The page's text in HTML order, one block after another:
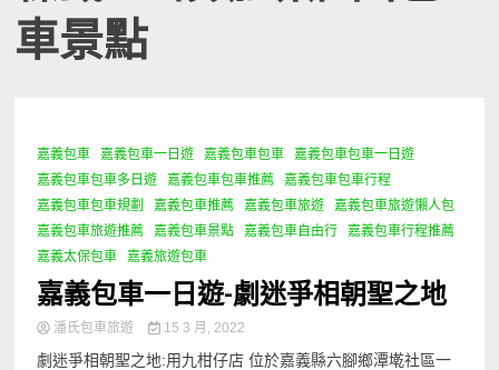
車景點
1 Minute
嘉義包車 嘉義包車一日遊 嘉義包車包車
嘉義包車包車一日遊
嘉義包車包車多日遊
嘉義包車包車推薦
嘉義包車包車行程
嘉義包車包車規劃
嘉義包車推薦 嘉義包車旅遊
嘉義包車旅遊懶人包
嘉義包車旅遊推薦
嘉義包車景點 嘉義包車自由行
嘉義包車行程推薦
嘉義太保包車
嘉義旅遊包車
嘉義包車一日遊-劇迷爭相朝聖之地
潘氏包車旅遊 15 3 月, 2022
劇迷爭相朝聖之地:用九柑仔店 位於嘉義縣六腳鄉潭墘社區一